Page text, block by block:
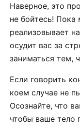
Наверное, это
не бойтесь!
реализовывает
осудит вас за
заниматься тем,
Если говорить
коем случае не
Осознайте, что
чтобы ваше тело